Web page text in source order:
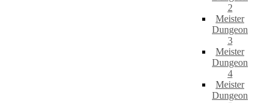
2
Meister
Dungeon
3
Meister
Dungeon
4
Meister
Dungeon